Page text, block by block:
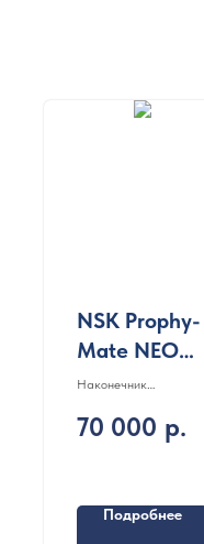
NSK Prophy-
Mate NEO
PMNG-BA-P
Наконечник
70 000 р.
Подробнее